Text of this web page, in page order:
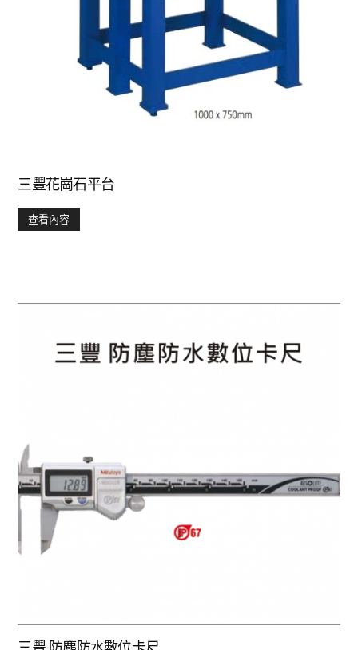
三豐花崗石平台
查看內容